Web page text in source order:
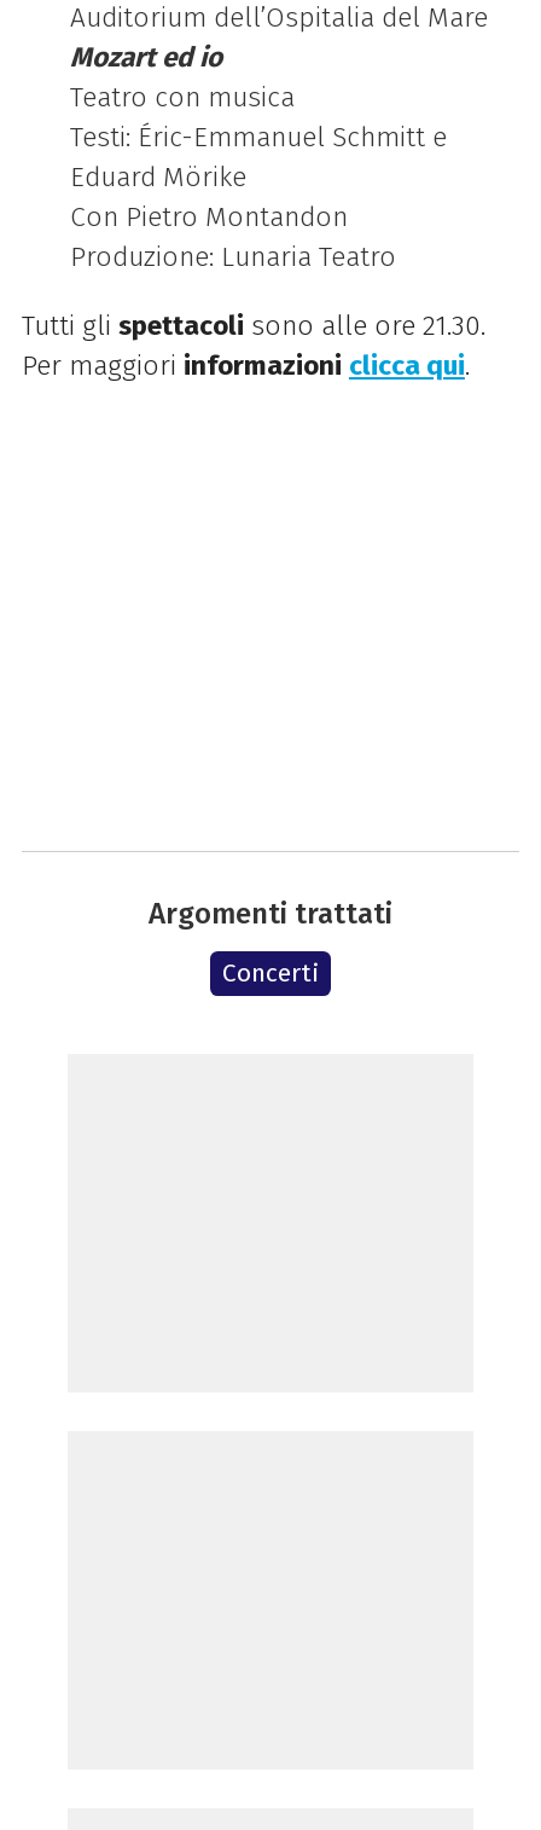
Auditorium dell’Ospitalia del Mare
Mozart ed io
Teatro con musica
Testi: Éric-Emmanuel Schmitt e
Eduard Mörike
Con Pietro Montandon
Produzione: Lunaria Teatro
Tutti gli spettacoli sono alle ore 21.30.
Per maggiori informazioni clicca qui.
Argomenti trattati
Concerti